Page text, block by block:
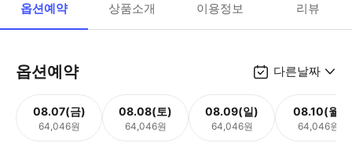
옵션예약 상품소개 이용정보 리뷰
옵션예약 다른날짜
08.07(금)
64,046원
08.08(토)
64,046원
08.09(일)
64,046원
08.10(월)
64,046원